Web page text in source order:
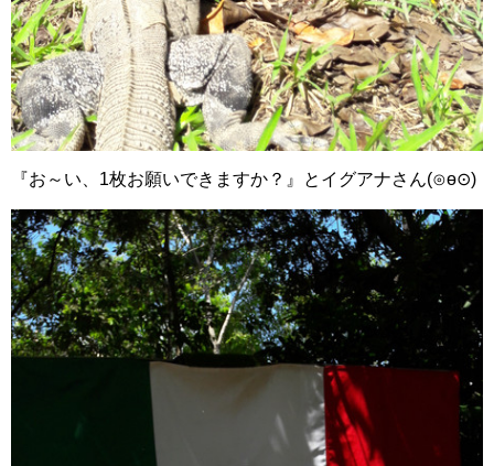
『お～い、1枚お願いできますか？』とイグアナさん(⊙ө⊙)